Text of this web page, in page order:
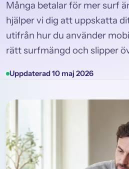
Många betalar för mer surf
hjälper vi dig att uppskatta
utifrån hur du använder
rätt surfmängd och slipper
Uppdaterad 10 maj 2026